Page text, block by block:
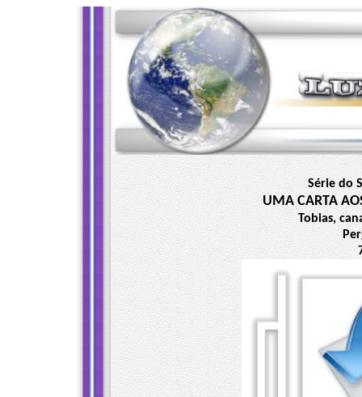
Série do
UMA CARTA
Tobias,